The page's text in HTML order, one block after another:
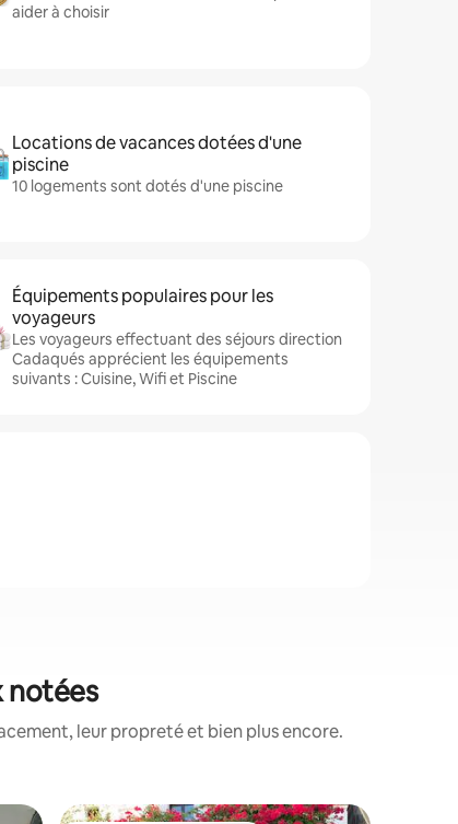
aider à choisir
Locations de vacances dotées d'une
piscine
10 logements sont dotés d'une piscine
Équipements populaires pour les
voyageurs
Les voyageurs effectuant des séjours direction
Cadaqués apprécient les équipements
suivants : Cuisine, Wifi et Piscine
notées
leur propreté et bien plus encore.